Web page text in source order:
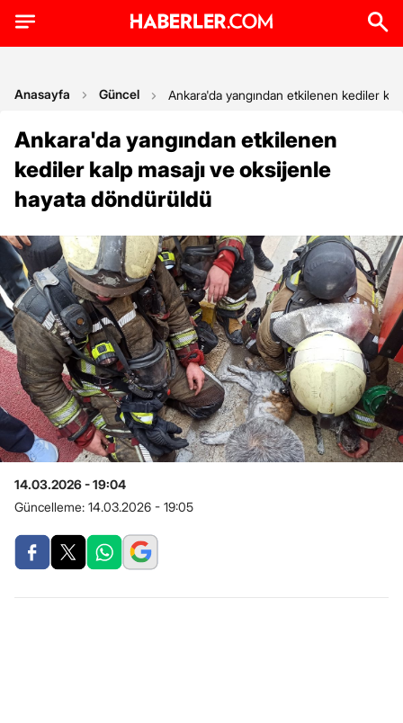
Anasayfa Güncel Ankara'da yangından etkilenen kediler
Ankara'da yangından etkilenen
kediler kalp masajı ve oksijenle
hayata döndürüldü
14.03.2026 - 19:04
Güncelleme: 14.03.2026 - 19:05